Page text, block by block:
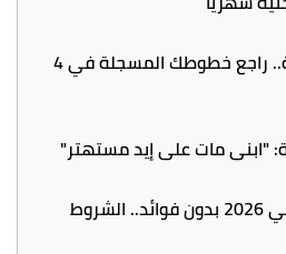
قبل ما تقع في مشكلة.. راجع خطوطك المسجلة في 4
"ابني مات على إيد مستهتر"
قرض بنك ناصر الاجتماعي 2026 بدون فوائد.. الشروط